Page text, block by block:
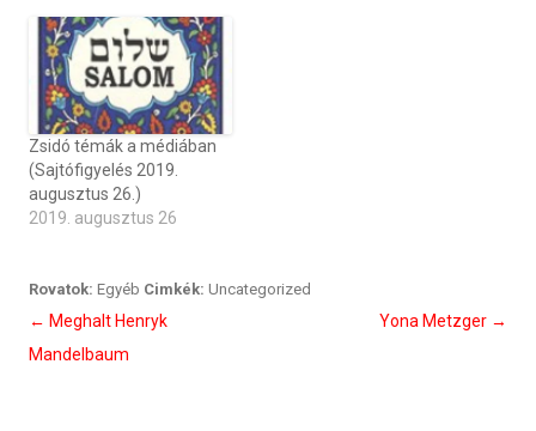
Zsidó témák a médiában
(Sajtófigyelés 2019.
augusztus 26.)
2019. augusztus 26
Rovatok: Egyéb Cimkék: Uncategorized
Bejegyzés
navigáció
← Meghalt Henryk
Mandelbaum
Yona Metzger →